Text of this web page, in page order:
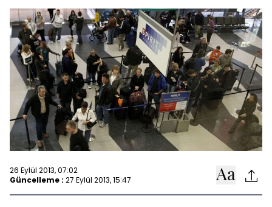
26 Eylül 2013, 07:02
Güncelleme : 27 Eylül 2013, 15:47